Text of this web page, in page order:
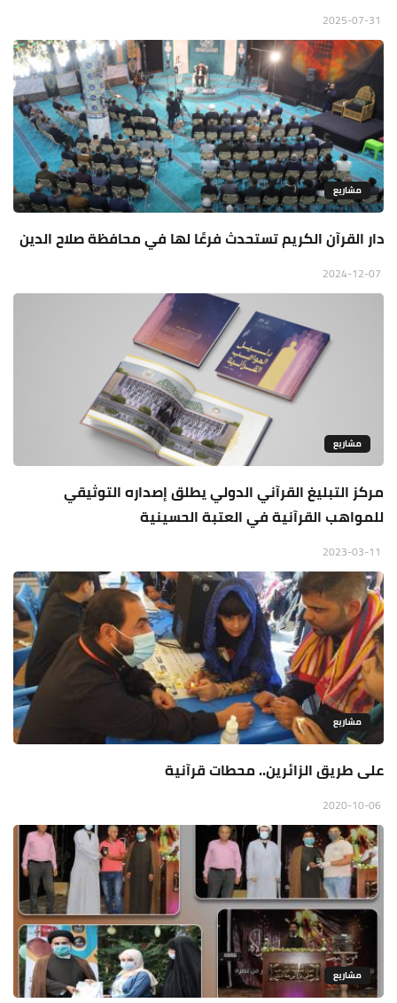
مشاريع
دار القرآن الكريم تستحدث فرعًا لها في محافظة صلاح الدين
مشاريع
مركز التبليغ القرآني الدولي يطلق إصداره التوثيقي
للمواهب القرآنية في العتبة الحسينية
مشاريع
على طريق الزائرين.. محطات قرآنية
مشاريع